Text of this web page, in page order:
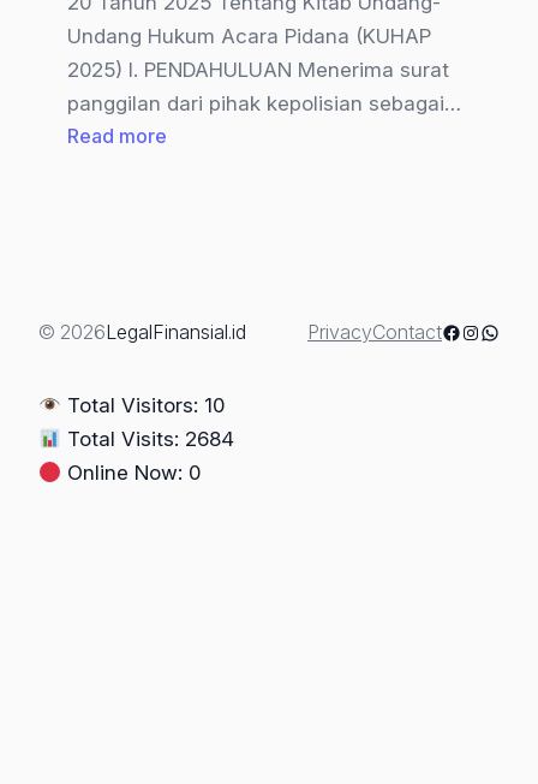
Undang Hukum Acara Pidana (KUHAP
2025) I. PENDAHULUAN Menerima surat
panggilan dari pihak kepolisian sebagai…
Read more
Yang
Dilakukan?
(Tinjauan
KUHAP
© 2026LegalFinansial.id PrivacyContactFacebook
Total Visitors: 10
Total Visits: 2684
Online Now: 0